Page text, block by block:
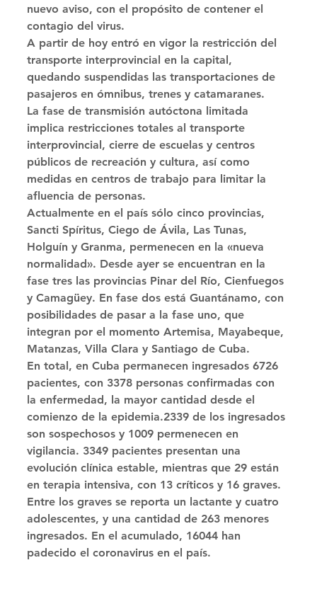
nuevo aviso, con el propósito de contener el
contagio del virus.
A partir de hoy entró en vigor la restricción del
transporte interprovincial en la capital,
quedando suspendidas las transportaciones de
pasajeros en ómnibus, trenes y catamaranes.
La fase de transmisión autóctona limitada
implica restricciones totales al transporte
interprovincial, cierre de escuelas y centros
públicos de recreación y cultura, así como
medidas en centros de trabajo para limitar la
afluencia de personas.
Actualmente en el país sólo cinco provincias,
Sancti Spíritus, Ciego de Ávila, Las Tunas,
Holguín y Granma, permenecen en la «nueva
normalidad». Desde ayer se encuentran en la
fase tres las provincias Pinar del Río, Cienfuegos
y Camagüey. En fase dos está Guantánamo, con
posibilidades de pasar a la fase uno, que
integran por el momento Artemisa, Mayabeque,
Matanzas, Villa Clara y Santiago de Cuba.
En total, en Cuba permanecen ingresados 6726
pacientes, con 3378 personas confirmadas con
la enfermedad, la mayor cantidad desde el
comienzo de la epidemia.2339 de los ingresados
son sospechosos y 1009 permenecen en
vigilancia. 3349 pacientes presentan una
evolución clínica estable, mientras que 29 están
en terapia intensiva, con 13 críticos y 16 graves.
Entre los graves se reporta un lactante y cuatro
adolescentes, y una cantidad de 263 menores
ingresados. En el acumulado, 16044 han
padecido el coronavirus en el país.